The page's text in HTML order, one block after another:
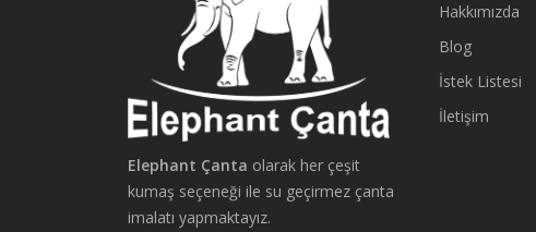
Elephant Çanta olarak her çeşit
kumaş seçeneği ile su geçirmez çanta
imalatı yapmaktayız.
Hakkımızda
Blog
İstek Listesi
İletişim